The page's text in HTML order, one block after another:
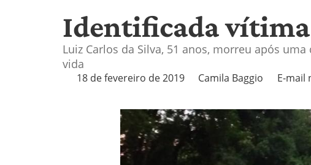
Identificada vítima
Luiz Carlos da Silva, 51 anos, morreu após
vida
18 de fevereiro de 2019 Camila Baggio E-mail